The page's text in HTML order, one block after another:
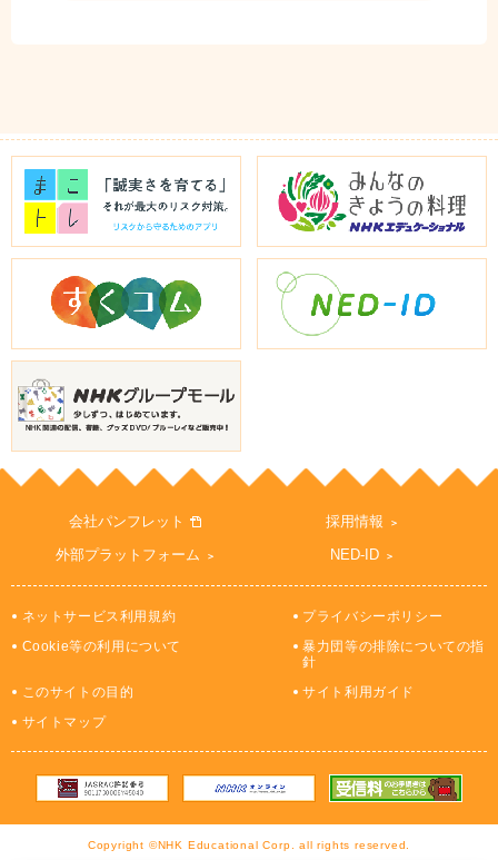
会社パンフレット
採用情報
外部プラットフォーム
NED-ID
ネットサービス利用規約
プライバシーポリシー
Cookie等の利用について
暴力団等の排除についての指
針
このサイトの目的
サイト利用ガイド
サイトマップ
Copyright ©NHK Educational Corp. all rights reserved.